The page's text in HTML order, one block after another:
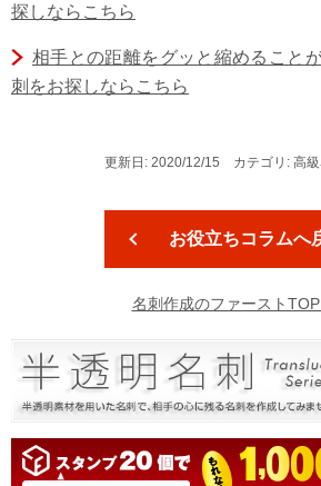
探しならこちら
相手との距離をグッと縮めること
刺をお探しならこちら
更新日: 2020/12/15 カテゴリ: 高級
お役立ちコラムへ
名刺作成のファースト